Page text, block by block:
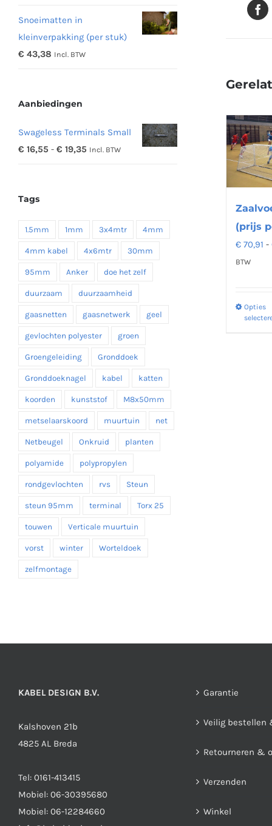
(prijs
€ 70,91 -
BTW
Opties
€ 48,16
Snoeimatten in
kleinverpakking (per stuk)
€ 43,38 Incl. BTW
Aanbiedingen
Swageless Terminals Small
€ 16,55 - € 19,35 Prijsklasse:
Incl. BTW
Tags
1.5mm 1mm 3x4mtr 4mm
4mm kabel 4x6mtr 30mm
95mm Anker doe het zelf
duurzaam duurzaamheid
gaasnetten gaasnetwerk geel
gevlochten polyester groen
Groengeleiding Gronddoek
Gronddoeknagel kabel katten
koorden kunststof M8x50mm
metselaarskoord muurtuin net
Netbeugel Onkruid planten
polyamide polypropylen
rondgevlochten rvs Steun
steun 95mm terminal Torx 25
touwen Verticale muurtuin
vorst winter Worteldoek
zelfmontage
KABEL DESIGN B.V.
Kalshoven 21b
4825 AL Breda
Tel: 0161-413415
Mobiel: 06-30395680
Mobiel: 06-12284660
Garantie
Veilig bestellen
Retourneren &
Verzenden
Winkel